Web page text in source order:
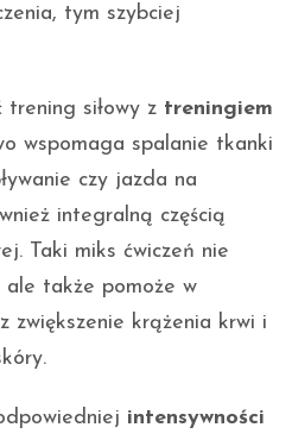
tym szybciej
trening siłowy z treningiem
wspomaga spalanie tkanki
czy jazda na
integralną częścią
Taki miks ćwiczeń nie
także pomoże w
zwiększenie krążenia krwi i
intensywności